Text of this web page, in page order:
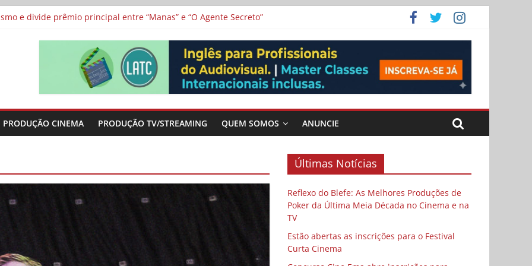
adaptação brasileira de série argentina para o cinema
Poker da Última Meia Década no Cinema e na TV
Cinema
de escolas públicas
PRODUÇÃO CINEMA PRODUÇÃO TV/STREAMING QUEM SOMOS ANUNCIE
Últimas Notícias
Reflexo do Blefe: As Melhores Produções de
Poker da Última Meia Década no Cinema e na
TV
Estão abertas as inscrições para o Festival
Curta Cinema